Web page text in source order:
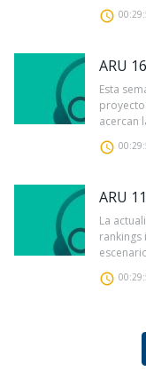
ARU
Esta
acercan
ARU
La
rankings